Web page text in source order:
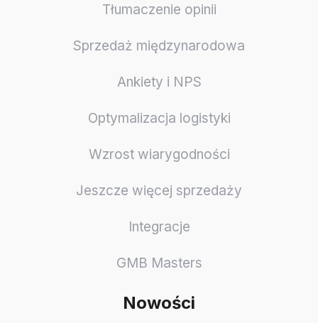
Tłumaczenie opinii
Sprzedaż międzynarodowa
Ankiety i NPS
Optymalizacja logistyki
Wzrost wiarygodności
Jeszcze więcej sprzedaży
Integracje
GMB Masters
Nowości